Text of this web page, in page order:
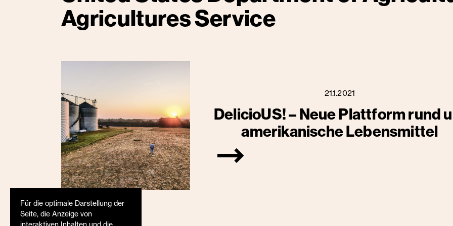
Agricultures Service
21.1.2021
DelicioUS! – Neue Plattform rund
amerikanische Lebensmittel
Für die optimale Darstellung der
Seite, die Anzeige von